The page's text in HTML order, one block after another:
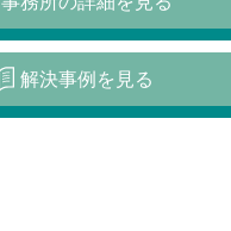
解決事例を見る